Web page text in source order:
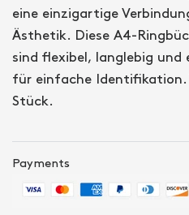
eine einzigartige
Ästhetik. Diese A4-
sind flexibel, langlebig und
für einfache Identifikation.
Stück.
Payments